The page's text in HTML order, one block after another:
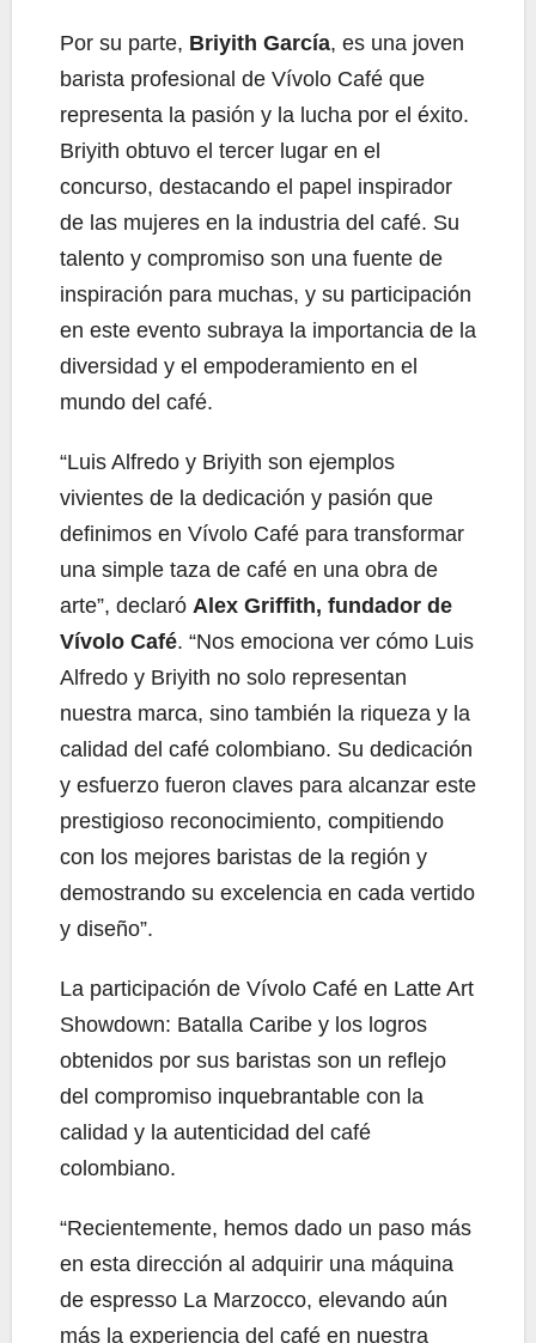
Por su parte, Briyith García, es una joven
barista profesional de Vívolo Café que
representa la pasión y la lucha por el éxito.
Briyith obtuvo el tercer lugar en el
concurso, destacando el papel inspirador
de las mujeres en la industria del café. Su
talento y compromiso son una fuente de
inspiración para muchas, y su participación
en este evento subraya la importancia de la
diversidad y el empoderamiento en el
mundo del café.
“Luis Alfredo y Briyith son ejemplos
vivientes de la dedicación y pasión que
definimos en Vívolo Café para transformar
una simple taza de café en una obra de
arte”, declaró Alex Griffith, fundador de
Vívolo Café. “Nos emociona ver cómo Luis
Alfredo y Briyith no solo representan
nuestra marca, sino también la riqueza y la
calidad del café colombiano. Su dedicación
y esfuerzo fueron claves para alcanzar este
prestigioso reconocimiento, compitiendo
con los mejores baristas de la región y
demostrando su excelencia en cada vertido
y diseño”.
La participación de Vívolo Café en Latte Art
Showdown: Batalla Caribe y los logros
obtenidos por sus baristas son un reflejo
del compromiso inquebrantable con la
calidad y la autenticidad del café
colombiano.
“Recientemente, hemos dado un paso más
en esta dirección al adquirir una máquina
de espresso La Marzocco, elevando aún
más la experiencia del café en nuestra